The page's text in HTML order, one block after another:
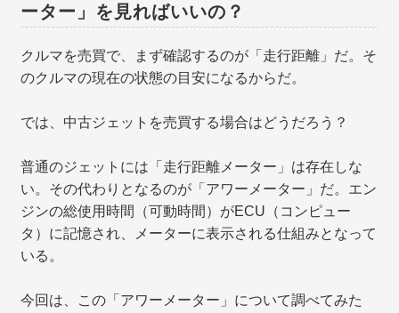
ーター」を見ればいいの？
クルマを売買で、まず確認するのが「走行距離」だ。そ
のクルマの現在の状態の目安になるからだ。
では、中古ジェットを売買する場合はどうだろう？
普通のジェットには「走行距離メーター」は存在しな
い。その代わりとなるのが「アワーメーター」だ。エン
ジンの総使用時間（可動時間）がECU（コンピュー
タ）に記憶され、メーターに表示される仕組みとなって
いる。
今回は、この「アワーメーター」について調べてみた